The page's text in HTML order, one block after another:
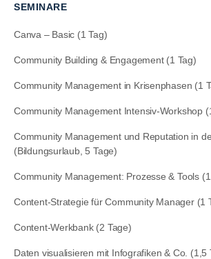
SEMINARE
Canva – Basic (1 Tag)
Community Building & Engagement (1 Tag)
Community Management in Krisenphasen (1
Community Management Intensiv-Workshop
Community Management und Reputation in
(Bildungsurlaub, 5 Tage)
Community Management: Prozesse & Tools
Content-Strategie für Community Manager (1
Content-Werkbank (2 Tage)
Daten visualisieren mit Infografiken & Co. (1,5